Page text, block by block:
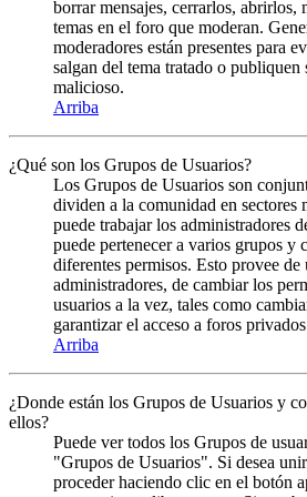
borrar mensajes, cerrarlos, abrirlos,
temas en el foro que moderan.
moderadores están presentes para
salgan del tema tratado o
malicioso.
Arriba
¿Qué son los Grupos de Usuarios?
Los Grupos de Usuarios son
dividen a la comunidad en sectores
puede trabajar los administradores
puede pertenecer a varios grupos y
diferentes permisos. Esto provee
administradores, de cambiar los
usuarios a la vez, tales como
garantizar el acceso a foros
Arriba
¿Donde están los Grupos de Usuarios y
ellos?
Puede ver todos los Grupos de
"Grupos de Usuarios". Si desea
proceder haciendo clic en el botón